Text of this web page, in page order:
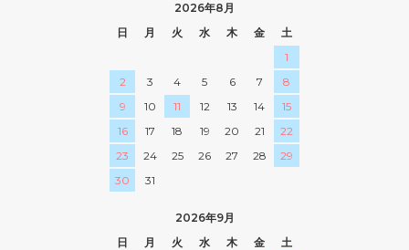
2026年8月
日
月 火 水 木 金
土
1
2
3 4 5 6 7
8
9
10 11 12 13 14
15
16
17 18 19 20 21
22
23
24 25 26 27 28
29
30
31
2026年9月
日
月 火 水 木 金
土